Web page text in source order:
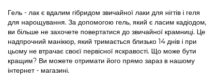
Гель - лак є вдалим гібридом звичайної лаки для нігтів і геля
для нарощування. За допомогою гель, який є ласим кадіодом,
ви більше не захочете повертатися до звичайної крамниці. Це
надпрочний манікюр, який тримається близько 14 днів і при
цьому не втрачає своєї первісної яскравості. Що може бути
кращим? Ви можете отримати його прямо зараз в нашому
інтернет - магазині.